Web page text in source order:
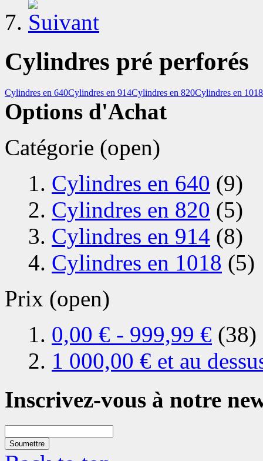
Cylindres pré perforés
Cylindres en 640Cylindres en 914Cylindres en 820Cylindres en 1018
Options d'Achat
Catégorie (open)
Cylindres en 640 (9)
Cylindres en 820 (5)
Cylindres en 914 (8)
Cylindres en 1018 (5)
Prix (open)
0,00 € - 999,99 € (38)
1 000,00 € et au
Inscrivez-vous à notre
Soumettre